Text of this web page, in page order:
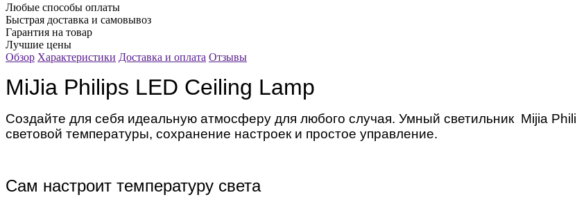
Любые способы оплаты
Быстрая доставка и самовывоз
Гарантия на товар
Лучшие цены
Обзор Характеристики Доставка и оплата Отзывы
MiJia Philips LED Ceiling Lamp
Создайте для себя идеальную атмосферу для любого случая. Умный светильник Mijia
световой температуры, сохранение настроек и простое управление.
Сам настроит температуру света